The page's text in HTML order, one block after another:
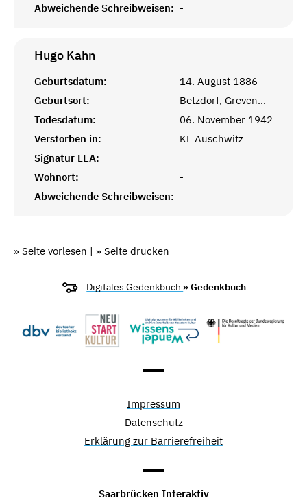
Abweichende Schreibweisen: -
Hugo Kahn
Geburtsdatum:
14. August 1886
Geburtsort:
Betzdorf, Grevenmacher, Lux.
Todesdatum:
06. November 1942
Verstorben in:
KL Auschwitz
Signatur LEA:
Wohnort:
-
Abweichende Schreibweisen: -
» Seite vorlesen | » Seite drucken
Digitales Gedenkbuch » Gedenkbuch
Impressum
Datenschutz
Erklärung zur Barrierefreiheit
Saarbrücken Interaktiv